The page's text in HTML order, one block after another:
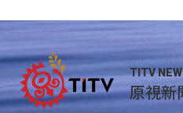
TITV
原視新